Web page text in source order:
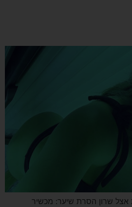
אצל שרון הסרת שיער: מכשיר